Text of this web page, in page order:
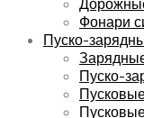
Фонари
Пуско-
Пуско-